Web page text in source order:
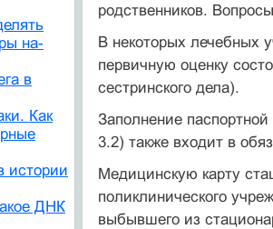
родственников.
В некоторых лечебных
первичную оценку
сестринского дела).
Заполнение
3.2) также входит в
Медицинскую карту
поликлинического
выбывшего из
на-
в
Как
истории
ДНК